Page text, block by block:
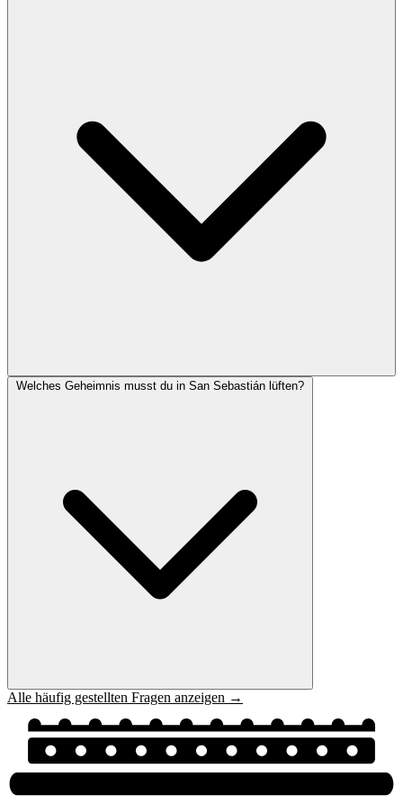
Welches Geheimnis musst du in San Sebastián lüften?
Alle häufig gestellten Fragen anzeigen →